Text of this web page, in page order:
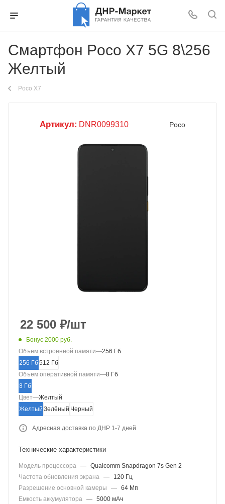
Смартфон Poco X7 5G 8\256
Желтый
Poco X7
Артикул: DNR0099310 Poco
22 500 ₽/шт
Бонус 2000 руб.
Объем встроенной памяти—256 Гб
256 Гб 512 Гб
Объем оперативной памяти—8 Гб
8 Гб
Цвет—Желтый
Желтый Зелёный Черный
Адресная доставка по ДНР 1-7 дней
Технические характеристики
Модель процессора — Qualcomm Snapdragon 7s Gen 2
Частота обновления экрана —
120 Гц
Разрешение основной камеры
— 64 Мп
Емкость аккумулятора — 5000 мАч